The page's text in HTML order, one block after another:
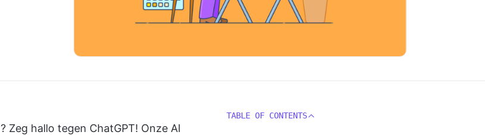
Zeg hallo tegen ChatGPT! Onze AI
TABLE OF CONTENTS